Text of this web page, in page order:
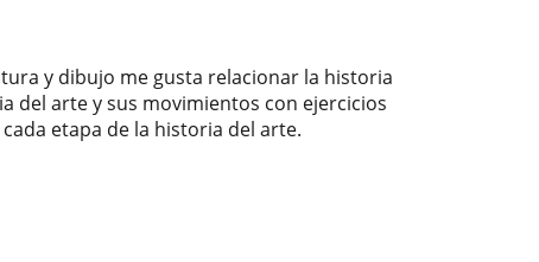
y dibujo me gusta relacionar la historia
del arte y sus movimientos con ejercicios
etapa de la historia del arte.